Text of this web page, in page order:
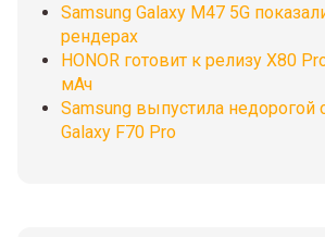
Samsung Galaxy M47 5G
рендерах
HONOR готовит к релизу X80
мАч
Samsung выпустила недорогой
Galaxy F70 Pro